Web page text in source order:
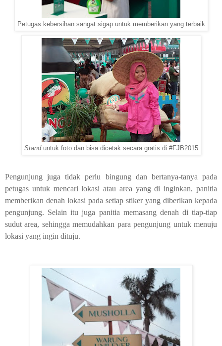
Petugas kebersihan sangat sigap untuk memberikan yang terbaik
Stand untuk foto dan bisa dicetak secara gratis di #FJB2015
Pengunjung juga tidak perlu bingung dan bertanya-tanya pada
petugas untuk mencari lokasi atau area yang di inginkan, panitia
memberikan denah lokasi pada setiap stiker yang diberikan kepada
pengunjung. Selain itu juga panitia memasang denah di tiap-tiap
sudut area, sehingga memudahkan para pengunjung untuk menuju
lokasi yang ingin dituju.